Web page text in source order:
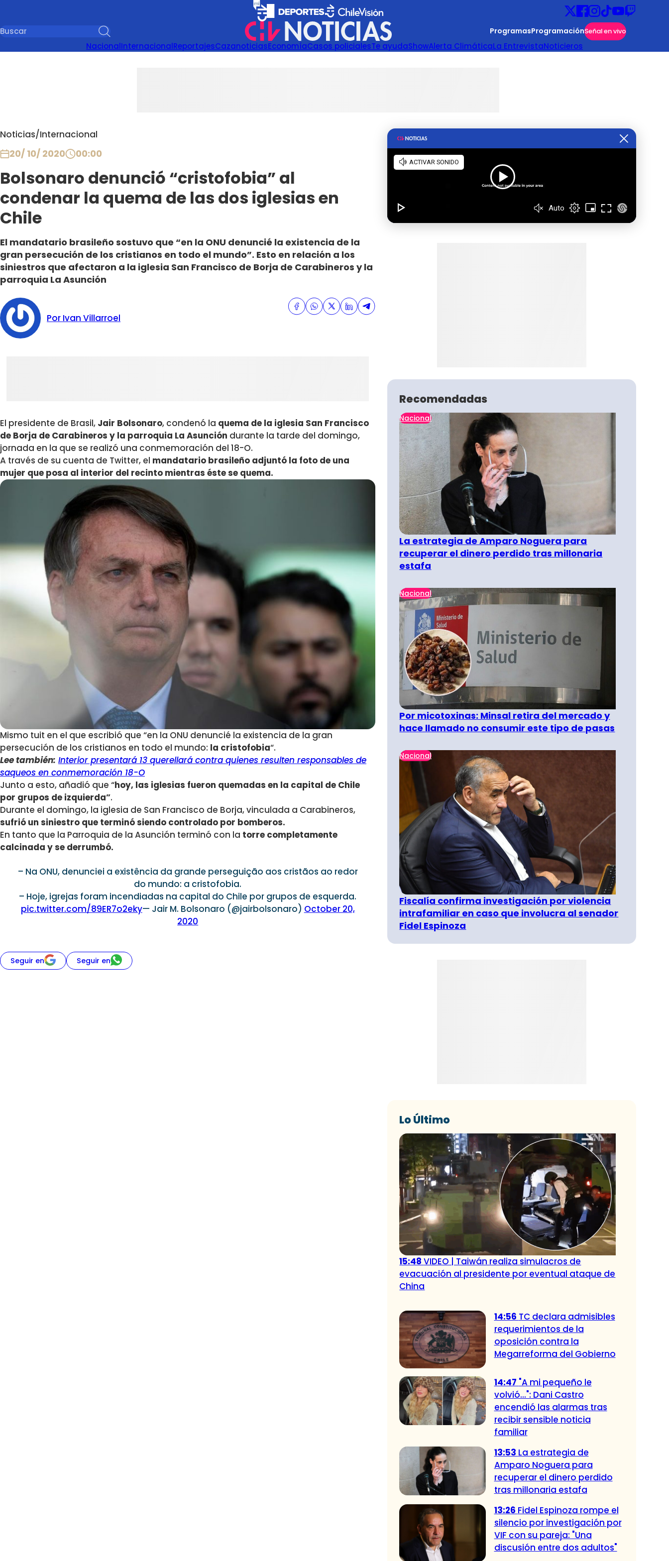
ProgramasProgramaciónSeñal en vivo
NacionalInternacionalReportajesCazanoticiasEconomíaCasos policialesTe ayudaShowAlerta ClimáticaLa EntrevistaNoticieros
Noticias/Internacional
20/ 10/ 2020 00:00
Bolsonaro denunció “cristofobia” al
condenar la quema de las dos iglesias en
Chile
El mandatario brasileño sostuvo que “en la ONU denuncié la existencia de la
gran persecución de los cristianos en todo el mundo”. Esto en relación a los
siniestros que afectaron a la iglesia San Francisco de Borja de Carabineros y la
parroquia La Asunción
Por Ivan Villarroel
El presidente de Brasil, Jair Bolsonaro, condenó la quema de la iglesia San Francisco
de Borja de Carabineros y la parroquia La Asunción durante la tarde del domingo,
jornada en la que se realizó una conmemoración del 18-O.
A través de su cuenta de Twitter, el mandatario brasileño adjuntó la foto de una
mujer que posa al interior del recinto mientras éste se quema.
Mismo tuit en el que escribió que “en la ONU denuncié la existencia de la gran
persecución de los cristianos en todo el mundo: la cristofobia“.
Lee también: Interior presentará 13 querellará contra quienes resulten responsables de
saqueos en conmemoración 18-O
Junto a esto, añadió que “hoy, las iglesias fueron quemadas en la capital de Chile
por grupos de izquierda”.
Durante el domingo, la iglesia de San Francisco de Borja, vinculada a Carabineros,
sufrió un siniestro que terminó siendo controlado por bomberos.
En tanto que la Parroquia de la Asunción terminó con la torre completamente
calcinada y se derrumbó.
– Na ONU, denunciei a existência da grande perseguição aos cristãos ao redor
do mundo: a cristofobia.
– Hoje, igrejas foram incendiadas na capital do Chile por grupos de esquerda.
pic.twitter.com/89ER7o2eky— Jair M. Bolsonaro (@jairbolsonaro) October 20,
2020
Seguir en Seguir en
Recomendadas
Nacional
La estrategia de Amparo Noguera para
recuperar el dinero perdido tras millonaria
estafa
Nacional
Por micotoxinas: Minsal retira del mercado y
hace llamado no consumir este tipo de pasas
Nacional
Fiscalía confirma investigación por violencia
intrafamiliar en caso que involucra al senador
Fidel Espinoza
Lo Último
15:48VIDEO | Taiwán realiza simulacros de
evacuación al presidente por eventual ataque de
China
14:56 TC declara admisibles
requerimientos de la
oposición contra la
Megarreforma del Gobierno
14:47 "A mi pequeño le
volvió...": Dani Castro
encendió las alarmas tras
recibir sensible noticia
familiar
13:53 La estrategia de
Amparo Noguera para
recuperar el dinero perdido
tras millonaria estafa
13:26 Fidel Espinoza rompe el
silencio por investigación por
VIF con su pareja: "Una
discusión entre dos adultos"